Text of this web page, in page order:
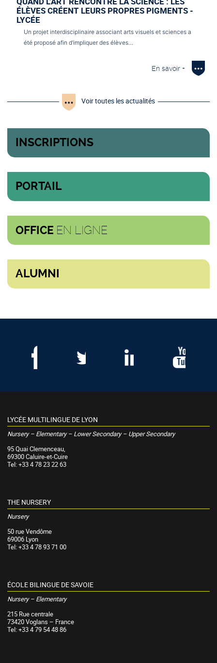
ÉLÈVES CRÉENT LEURS PROPRES PIGMENTS -
LYCÉE
Un projet interdisciplinaire associant arts visuels et sciences a
été proposé afin d’impliquer des élèves…
En savoir +
Voir toutes les actualités
INSCRIPTIONS
PORTAIL
OFFICE EN LIGNE
ALUMNI
LYCÉE MULTILINGUE DE LYON
Nursery – Elementary – Lower Secondary – Upper Secondary
95 Quai Clemenceau,
69300 Caluire-et-Cuire
Tel: +33 4 78 23 22 63
THE NURSERY
Nursery
50 rue Vendôme
69006 Lyon
Tel: +33 4 78 93 71 00
ÉCOLE BILINGUE DE SAVOIE
Nursery – Elementary
215 Rue centrale
73420 Voglans – France
Tel: +33 4 79 54 48 86